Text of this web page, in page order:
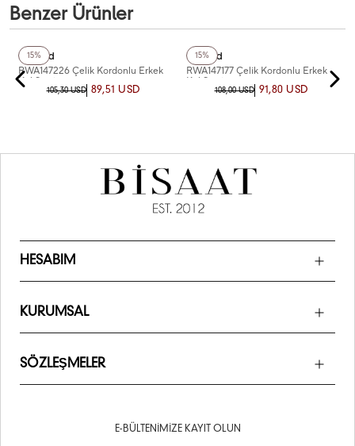
Benzer Ürünler
15%
Reward
RWA147226 Çelik Kordonlu Erkek
Kol Saati
105,30 USD 89,51 USD
15%
Reward
RWA147177 Çelik Kordonlu Erkek
Kol Saati
108,00 USD 91,80 USD
HESABIM
KURUMSAL
SÖZLEŞMELER
E-BÜLTENIMIZE KAYIT OLUN